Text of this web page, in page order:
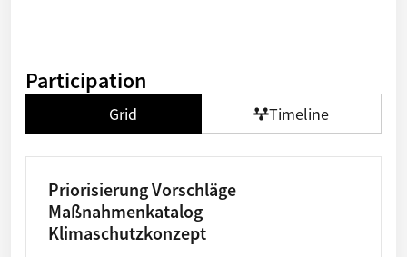
Participation
Grid Timeline
Priorisierung Vorschläge
Maßnahmenkatalog
Klimaschutzkonzept